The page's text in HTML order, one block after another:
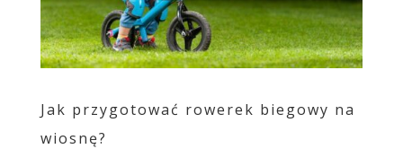
Jak przygotować rowerek biegowy na
wiosnę?